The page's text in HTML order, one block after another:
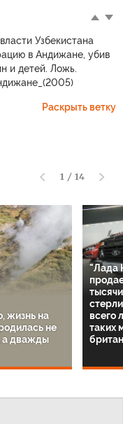
Узбекистана
в Андижане, убив
и детей. Ложь.
Раскрыть ветку
1 / 14
жизнь на
не
а дважды
"Лада
всего
таких